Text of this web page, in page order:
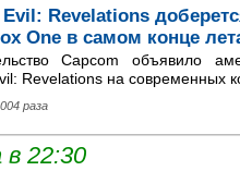
Evil: Revelations
One в самом конце
Capcom объявило
Revelations на современных
раза
22:30